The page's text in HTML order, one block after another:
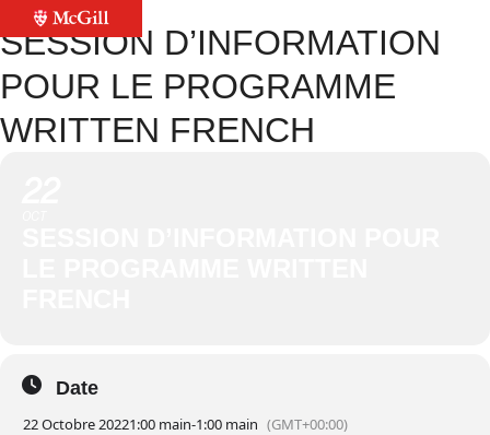
SESSION D’INFORMATION
POUR LE PROGRAMME
WRITTEN FRENCH
Date
22 Octobre 20221:00 main-1:00 main (GMT+00:00)